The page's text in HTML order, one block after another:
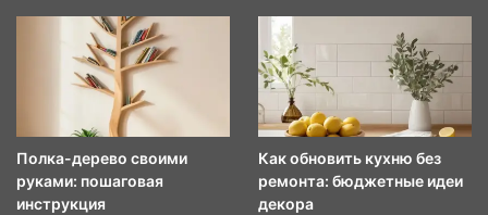
Полка-дерево своими
руками: пошаговая
инструкция
Как обновить кухню без
ремонта: бюджетные идеи
декора